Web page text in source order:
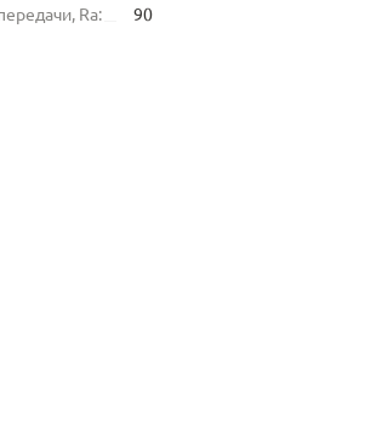
Ra:
90